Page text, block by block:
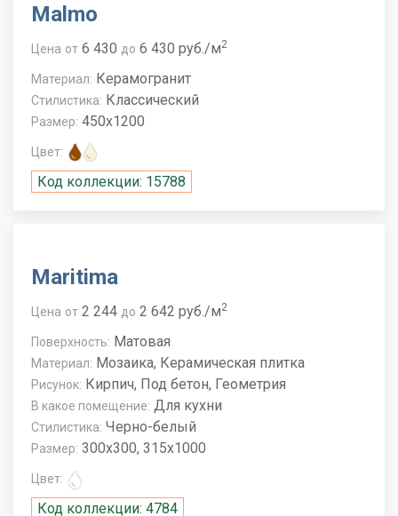
Malmo
Цена от 6 430 до 6 430 руб./м2
Материал: Керамогранит
Стилистика: Классический
Размер: 450x1200
Цвет:
Код коллекции: 15788
Maritima
Цена от 2 244 до 2 642 руб./м2
Поверхность: Матовая
Материал: Мозаика, Керамическая плитка
Рисунок: Кирпич, Под бетон, Геометрия
В какое помещение: Для кухни
Стилистика: Черно-белый
Размер: 300x300, 315x1000
Цвет:
Код коллекции: 4784